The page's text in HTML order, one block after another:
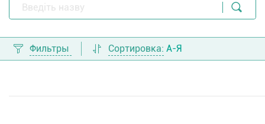
Фильтры Сортировка: А-Я